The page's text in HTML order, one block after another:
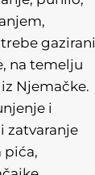
na temelju
Njemačke.
i
zatvaranje
pića,